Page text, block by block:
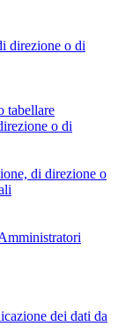
direzione o di
tabellare
o di
di direzione o
dei dati da